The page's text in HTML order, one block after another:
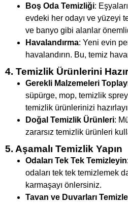
Boş Oda Temizliği:
evdeki her odayı ve yüzeyi
ve banyo gibi alanlar
Havalandırma: Yeni evin
havalandırın. Bu, temiz
4. Temizlik Ürünlerini
Gerekli Malzemeleri
süpürge, mop, temizlik
temizlik ürünlerinizi
Doğal Temizlik Ürünleri:
zararsız temizlik ürünleri
5. Aşamalı Temizlik Yapın
Odaları Tek Tek Temizleyin
odaları tek tek temizlemek
karmaşayı önlersiniz.
Tavan ve Duvarları